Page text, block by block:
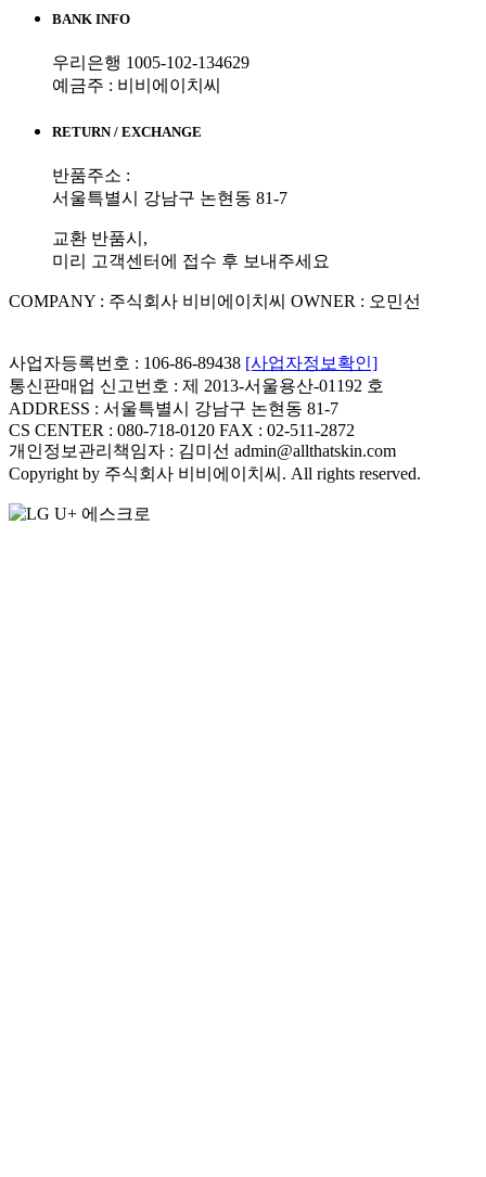
BANK INFO
우리은행 1005-102-134629
예금주 : 비비에이치씨
RETURN / EXCHANGE
반품주소 :
서울특별시 강남구 논현동 81-7
교환 반품시,
미리 고객센터에 접수 후 보내주세요
COMPANY : 주식회사 비비에이치씨 OWNER : 오민선
사업자등록번호 : 106-86-89438 [사업자정보확인]
통신판매업 신고번호 : 제 2013-서울용산-01192 호
ADDRESS : 서울특별시 강남구 논현동 81-7
CS CENTER : 080-718-0120 FAX : 02-511-2872
개인정보관리책임자 : 김미선 admin@allthatskin.com
Copyright by 주식회사 비비에이치씨. All rights reserved.